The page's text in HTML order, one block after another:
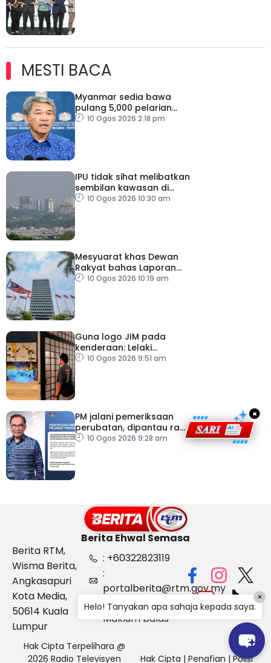
MESTI BACA
Myanmar sedia bawa
pulang 5,000 pelarian
guna kapal
10 Ogos 2026 2:18 pm
IPU tidak sihat melibatkan
sembilan kawasan di
Sarawak
10 Ogos 2026 10:30 am
Mesyuarat khas Dewan
Rakyat bahas Laporan
RCI Tabung Haji, esok
10 Ogos 2026 10:19 am
Guna logo JIM pada
kenderaan: Lelaki
Pakistan dicekup
10 Ogos 2026 9:51 am
PM jalani pemeriksaan
perubatan, dipantau rapi
dua hari
10 Ogos 2026 9:28 am
×
Berita Ehwal Semasa
Berita RTM,
Wisma Berita,
Angkasapuri
Kota Media,
50614 Kuala
Lumpur
: +60322823119
:
portalberita@rtm.gov.my
: Aduan &
Maklum balas
Hak Cipta Terpelihara @
2026 Radio Televisyen
Hak Cipta | Penafian | Polisi
Helo! Tanyakan apa sahaja kepada saya.
×